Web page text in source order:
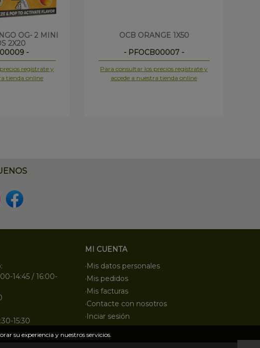
OG- 2 MINI
2X20
-
regístrate y
tienda online
OCB ORANGE 1X50
- PFOCB00007 -
Para consultar los precios regístrate y
accede a nuestra tienda online
14:45 / 16:00-
15:30
MI CUENTA
·Mis datos personales
·Mis pedidos
·Mis facturas
·Contacte con nosotros
·Inciar sesión
su experiencia y nuestros servicios.